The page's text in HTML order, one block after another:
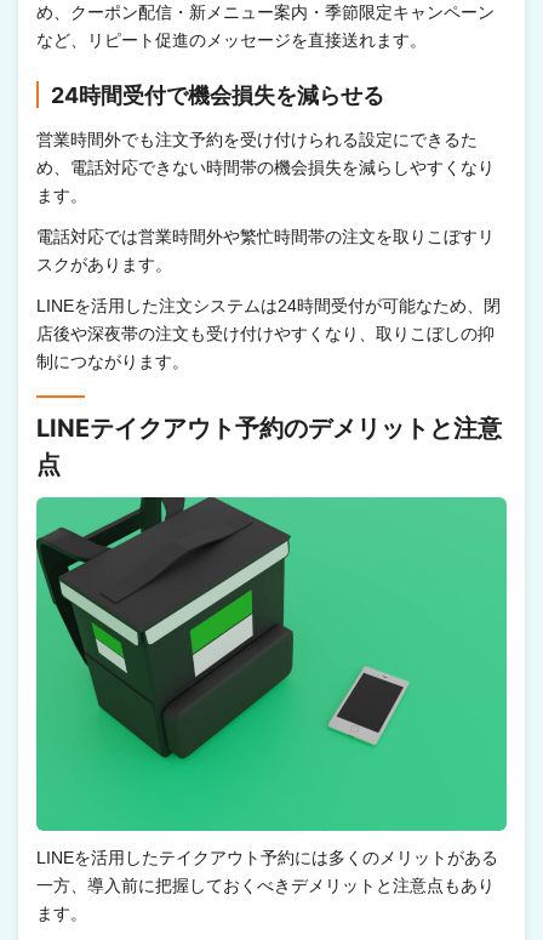
め、クーポン配信・新メニュー案内・季節限定キャンペーン
など、リピート促進のメッセージを直接送れます。
24時間受付で機会損失を減らせる
営業時間外でも注文予約を受け付けられる設定にできるた
め、電話対応できない時間帯の機会損失を減らしやすくなり
ます。
電話対応では営業時間外や繁忙時間帯の注文を取りこぼすリ
スクがあります。
LINEを活用した注文システムは24時間受付が可能なため、閉
店後や深夜帯の注文も受け付けやすくなり、取りこぼしの抑
制につながります。
LINEテイクアウト予約のデメリットと注意
点
LINEを活用したテイクアウト予約には多くのメリットがある
一方、導入前に把握しておくべきデメリットと注意点もあり
ます。